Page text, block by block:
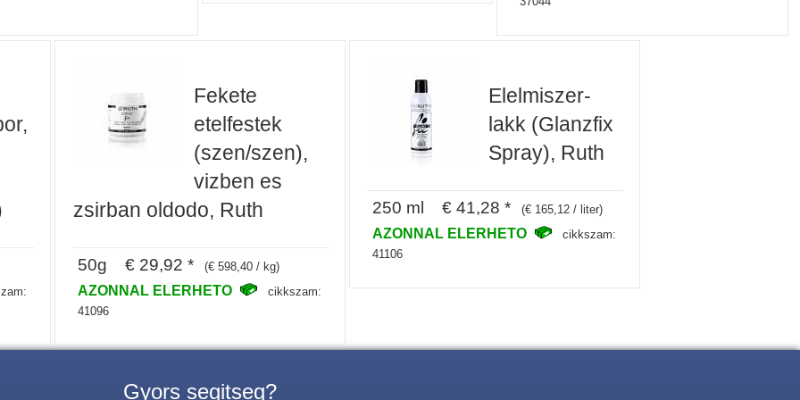
Fekete
etelfestek
(szen/szen),
vizben es
zsirban oldodo, Ruth
50g € 29,92 * (€ 598,40 / kg)
AZONNAL ELERHETO
cikkszam:
41096
Elelmiszer-
lakk (Glanzfix
Spray), Ruth
250 ml € 41,28 * (€ 165,12 / liter)
AZONNAL ELERHETO
cikkszam:
41106
Gyors segitseg?